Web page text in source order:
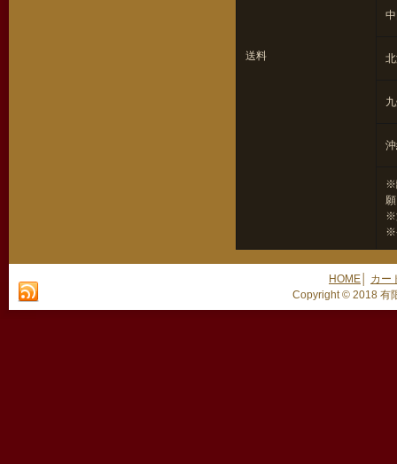
送料
※
※
※
HOME
カー
Copyright © 2018 有